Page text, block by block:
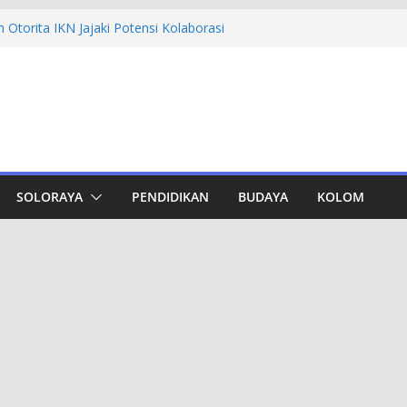
Otorita IKN Jajaki Potensi Kolaborasi
Tapak Suci, Ahmad Luthfi
Penguat Persatuan Bangsa
Award, Ahmad Luthfi Dinilai
untuk Jateng
Taj Yasin Minta Optimalkan
SOLORAYA PENDIDIKAN BUDAYA KOLOM